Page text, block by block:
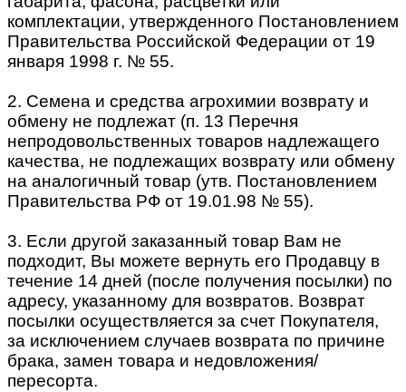
комплектации, утвержденного Постановлением
Правительства Российской Федерации от 19
января 1998 г. № 55.
2. Семена и средства агрохимии возврату и
обмену не подлежат (п. 13 Перечня
непродовольственных товаров надлежащего
качества, не подлежащих возврату или обмену
на аналогичный товар (утв. Постановлением
Правительства РФ от 19.01.98 № 55).
3. Если другой заказанный товар Вам не
подходит, Вы можете вернуть его Продавцу в
течение 14 дней (после получения посылки) по
адресу, указанному для возвратов. Возврат
посылки осуществляется за счет Покупателя,
за исключением случаев возврата по причине
брака, замен товара и недовложения/
пересорта.